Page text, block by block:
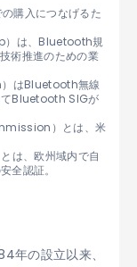
購入につなげるた
は、Bluetooth規
術推進のための業
はBluetooth無線
てBluetooth SIGが
）とは、米
は、欧州域内で自
全認証。
年の設立以来、